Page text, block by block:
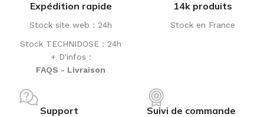
Expédition rapide
Stock site web : 24h
Stock TECHNIDOSE : 24h
+ D'infos :
FAQS - Livraison
14k produits
Stock en France
Support Suivi de commande